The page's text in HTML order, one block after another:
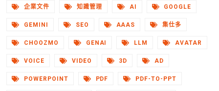
企業文件 知識管理 AI GOOGLE
GEMINI SEO AAAS 集仕多
CHOOZMO GENAI LLM AVATAR
VOICE VIDEO 3D AD
POWERPOINT PDF PDF-TO-PPT